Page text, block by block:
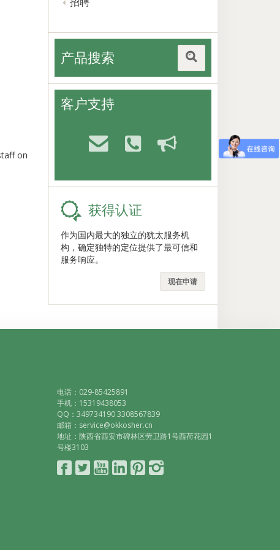
on
产品搜索
客户支持
获得认证
作为国内最大的独立的犹太服务机
构，确定独特的定位提供了最可信和
服务响应。
现在申请
电话：029-85425891
手机：15319438053
QQ：349734190 3308567839
邮箱：service@okkosher.cn
地址：陕西省西安市碑林区劳卫路1号西荷花园1
号楼3103
Connect
with
Follow
on
YouTube
LinkedIn
Pinterest
Instagram